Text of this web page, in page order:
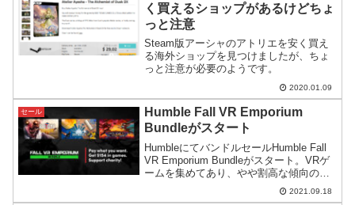
く買えるショップがあるけどちょ
っと注意
Steam版アーシャのアトリエを安く買え
る海外ショップを見つけましたが、ちょ
っと注意が必要のようです。
2020.01.09
セール
Humble Fall VR Emporium
Bundleがスタート
HumbleにてバンドルセールHumble Fall
VR Emporium Bundleがスタート。VRゲ
ームを集めてあり、やや割高な傾向のあ
るVRゲームソフトをまとめて安く手に入
れるチャンスとなっています。
2021.09.18